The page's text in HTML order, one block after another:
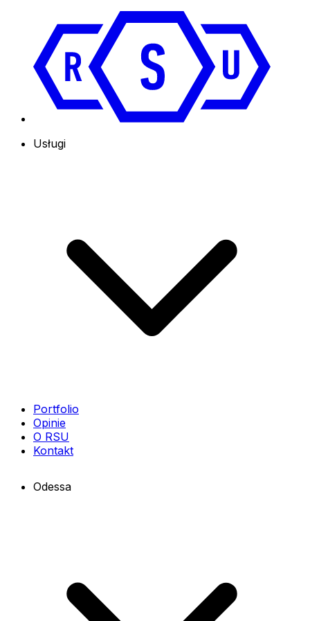
Usługi
Portfolio
Opinie
O RSU
Kontakt
Odessa